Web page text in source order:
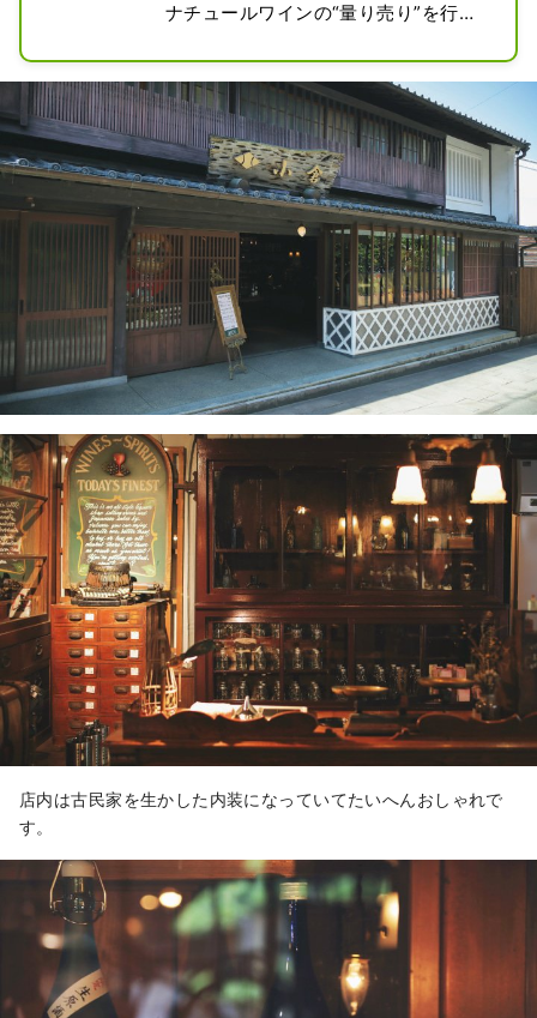
ナチュールワインの“量り売り”を行う
を構えている。
店内は古民家を生かした内装になっていてたいへんおしゃれで
す。